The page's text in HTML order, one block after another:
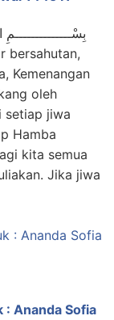
Kemenangan
oleh
setiap jiwa
Hamba
kita semua
Jika jiwa
: Ananda Sofia